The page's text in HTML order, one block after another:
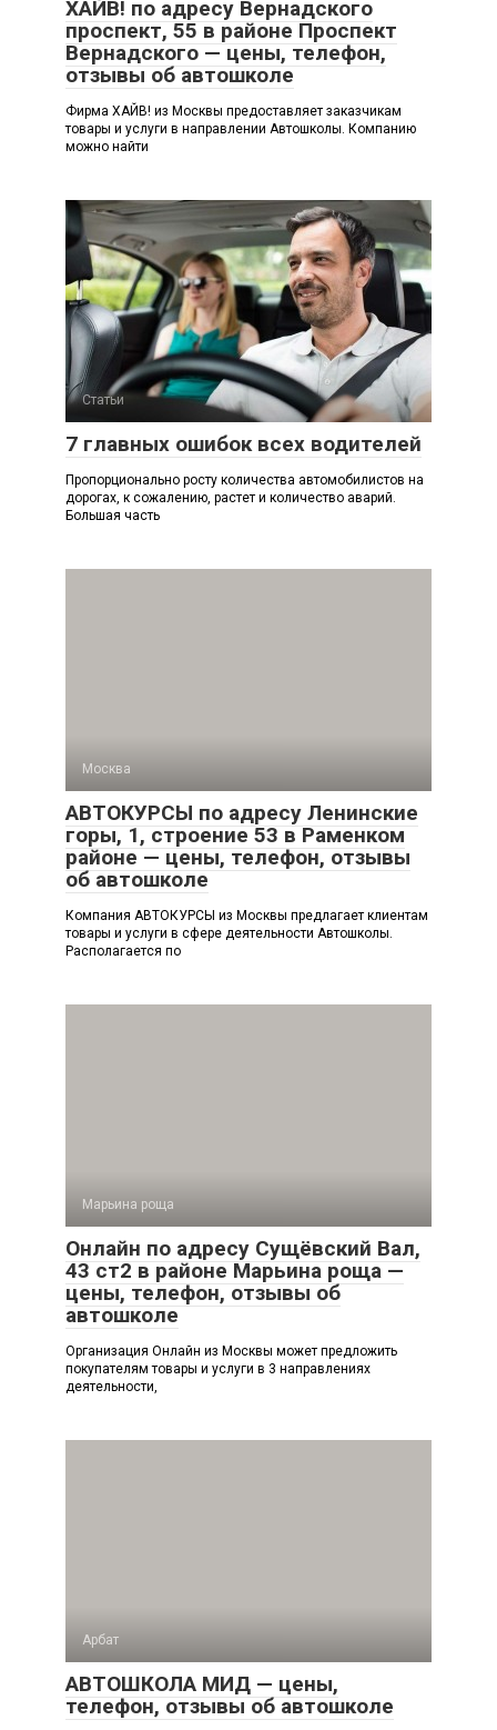
ХАЙВ! по адресу Вернадского
проспект, 55 в районе Проспект
Вернадского — цены, телефон,
отзывы об автошколе
Фирма ХАЙВ! из Москвы предоставляет заказчикам
товары и услуги в направлении Автошколы. Компанию
можно найти
Статьи
7 главных ошибок всех водителей
Пропорционально росту количества автомобилистов на
дорогах, к сожалению, растет и количество аварий.
Большая часть
Москва
АВТОКУРСЫ по адресу Ленинские
горы, 1, строение 53 в Раменком
районе — цены, телефон, отзывы
об автошколе
Компания АВТОКУРСЫ из Москвы предлагает клиентам
товары и услуги в сфере деятельности Автошколы.
Располагается по
Марьина роща
Онлайн по адресу Сущёвский Вал,
43 ст2 в районе Марьина роща —
цены, телефон, отзывы об
автошколе
Организация Онлайн из Москвы может предложить
покупателям товары и услуги в 3 направлениях
деятельности,
Арбат
АВТОШКОЛА МИД — цены,
телефон, отзывы об автошколе